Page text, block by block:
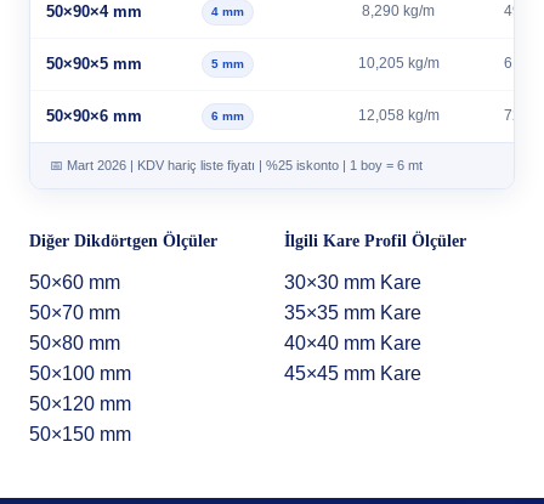
50×90×4 mm 4 mm 8,290 kg/m 49,74
50×90×5 mm 5 mm 10,205 kg/m 61,23
50×90×6 mm 6 mm 12,058 kg/m 72,35
📅 Mart 2026 | KDV hariç liste fiyatı | %25 iskonto | 1 boy = 6 mt
Diğer Dikdörtgen Ölçüler
50×60 mm
50×70 mm
50×80 mm
50×100 mm
50×120 mm
50×150 mm
İlgili Kare Profil Ölçüler
30×30 mm Kare
35×35 mm Kare
40×40 mm Kare
45×45 mm Kare